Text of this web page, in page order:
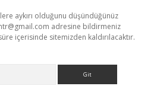
aykırı olduğunu düşündüğünüz
adresine bildirmeniz
içerisinde sitemizden kaldırılacaktır.